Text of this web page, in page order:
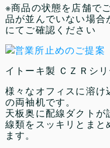
※商品の状態を店舗で
品が並んでいない場
にてご確認ください
イトーキ製 ＣＺＲシリ
様々なオフィスに溶
の両袖机です。
天板奥に配線ダクト
線類をスッキリとまと
ます。